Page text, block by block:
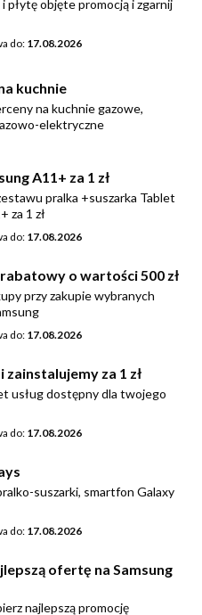
płytę objęte promocją i zgarnij
do:17.08.2026
kuchnie
na kuchnie gazowe,
elektryczne
A11+ za 1 zł
pralka +suszarka Tablet
za 1 zł
do:17.08.2026
o wartości 500 zł
przy zakupie wybranych
do:17.08.2026
zainstalujemy za 1 zł
usług dostępny dla twojego
do:17.08.2026
suszarki, smartfon Galaxy
do:17.08.2026
ofertę na Samsung
najlepszą promocję